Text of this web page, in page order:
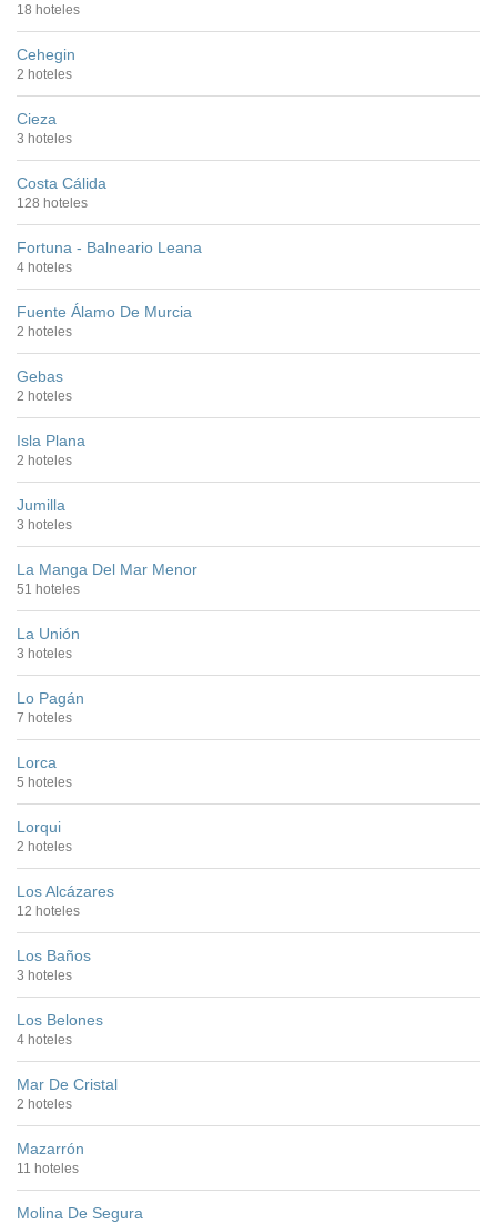
18 hoteles
Cehegin
2 hoteles
Cieza
3 hoteles
Costa Cálida
128 hoteles
Fortuna - Balneario Leana
4 hoteles
Fuente Álamo De Murcia
2 hoteles
Gebas
2 hoteles
Isla Plana
2 hoteles
Jumilla
3 hoteles
La Manga Del Mar Menor
51 hoteles
La Unión
3 hoteles
Lo Pagán
7 hoteles
Lorca
5 hoteles
Lorqui
2 hoteles
Los Alcázares
12 hoteles
Los Baños
3 hoteles
Los Belones
4 hoteles
Mar De Cristal
2 hoteles
Mazarrón
11 hoteles
Molina De Segura